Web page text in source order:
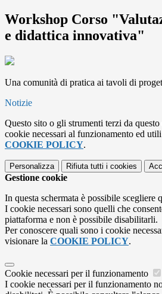
Workshop Corso
e didattica innovativa"
Una comunità di pratica ai tavoli di
Notizie
Questo sito o gli strumenti terzi da
cookie necessari al funzionamento ed
COOKIE POLICY.
Personalizza Rifiuta tutti i cookies
Gestione cookie
In questa schermata è possibile scegliere
I cookie necessari sono quelli che
piattaforma e non è possibile disabilitarli.
Per conoscere quali sono i cookie
visionare la COOKIE POLICY.
Cookie necessari per il funzionamento
I cookie necessari per il funzionamento